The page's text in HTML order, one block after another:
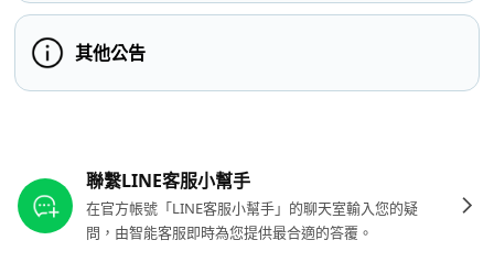
其他公告
聯繫LINE客服小幫手
在官方帳號「LINE客服小幫手」的聊天室輸入您的疑
問，由智能客服即時為您提供最合適的答覆。